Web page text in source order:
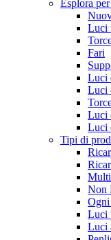
Esplora
Luci
Fari
Luci
Luci
Luci
Luci
Tipi di
Non
Ogni
Luci
Luci